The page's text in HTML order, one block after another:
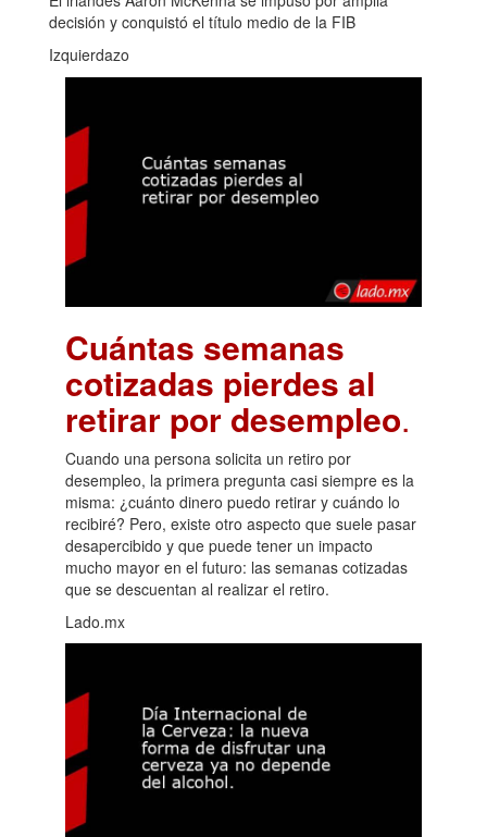
decisión y conquistó el título medio de la FIB
Izquierdazo
Cuántas semanas
cotizadas pierdes al
retirar por desempleo.
Cuando una persona solicita un retiro por
desempleo, la primera pregunta casi siempre es la
misma: ¿cuánto dinero puedo retirar y cuándo lo
recibiré? Pero, existe otro aspecto que suele pasar
desapercibido y que puede tener un impacto
mucho mayor en el futuro: las semanas cotizadas
que se descuentan al realizar el retiro.
Lado.mx